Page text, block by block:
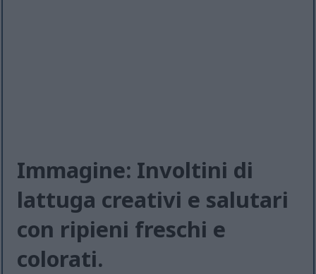
Immagine: Involtini di
lattuga creativi e salutari
con ripieni freschi e
colorati.